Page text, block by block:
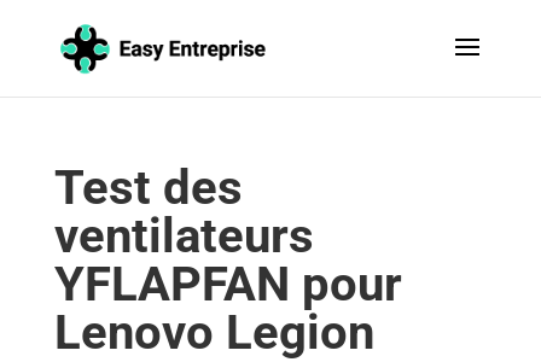
Test des
ventilateurs
YFLAPFAN pour
Lenovo Legion